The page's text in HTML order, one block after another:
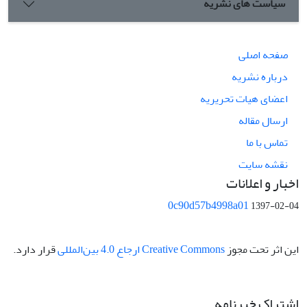
صفحه اصلی
درباره نشریه
اعضای هیات تحریریه
ارسال مقاله
تماس با ما
نقشه سایت
اخبار و اعلانات
0c90d57b4998a011397-02-04
این اثر تحت مجوز Creative Commons ارجاع 4.0 بین‌المللی قرار دارد.